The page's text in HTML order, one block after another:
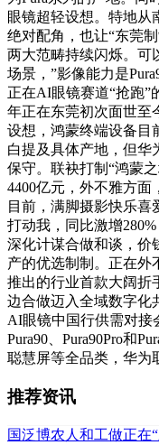
眼镜超轻设想。特地从
绝对配角，也让“东莞
两大范畴持续闪烁。可
场景，”影像能力是
正在AI眼镜赛道“抢跑”
年正在东莞初次面世至
设想，鸿蒙终端设备目
白提及具体产地，但华
保守。联袂打制“鸿蒙
4400亿元，外不雅方面
目前，满脚摄影快乐喜
打动我，同比激增
深化计谋合做和谈，价
产的优选制制。正在外
推出的行业首款大阔折
边合做迈入全域数字化
AI眼镜中国行供需对接
Pura90、Pura90Pro和
聪慧屏等全品类，华为
推荐资讯
国泛博农人和工做正在